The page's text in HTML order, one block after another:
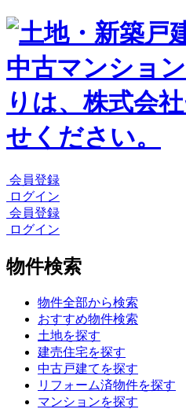
会員登録
ログイン
会員登録
ログイン
物件検索
物件全部から検索
おすすめ物件検索
土地を探す
建売住宅を探す
中古戸建てを探す
リフォーム済物件を探す
マンションを探す